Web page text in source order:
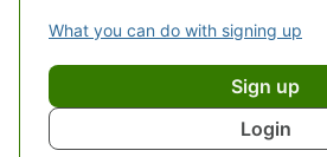
What you can do with signing up
Sign up
Login